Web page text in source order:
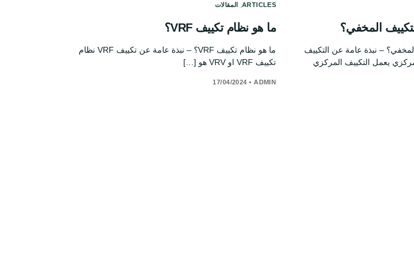
المخفي؟
– نبذة عامة عن التكييف
يعمل التكييف المركزي
ARTICLES
, المقالات
ما هو نظام تكييف VRF؟
ما هو نظام تكييف VRF؟ – نبذة عامة عن تكييف VRF نظام
تكييف VRF او VRV هو […]
ADMIN
•
17/04/2024